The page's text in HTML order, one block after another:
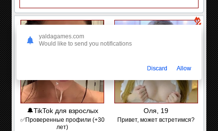
🔔TikTok для взрослых
✅Проверенные профили (+30
лет)
Оля, 19
Привет, может встретимся?
yaldagames.com
Would like to send you notifications
Discard Allow